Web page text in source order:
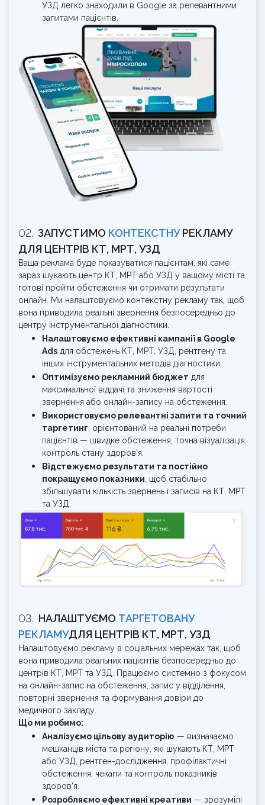
УЗД легко знаходили в Google за релевантними
запитами пацієнтів.
ЗАПУСТИМО КОНТЕКСТНУРЕКЛАМУ
ДЛЯ ЦЕНТРІВ КТ, МРТ, УЗД
Ваша реклама буде показуватися пацієнтам, які саме
зараз шукають центр КТ, МРТ або УЗД у вашому місті та
готові пройти обстеження чи отримати результати
онлайн. Ми налаштовуємо контекстну рекламу так, щоб
вона приводила реальні звернення безпосередньо до
центру інструментальної діагностики.
Налаштовуємо ефективні кампанії в Google
Ads для обстежень КТ, МРТ, УЗД, рентгену та
інших інструментальних методів діагностики.
Оптимізуємо рекламний бюджет для
максимальної віддачі та зниження вартості
звернення або онлайн-запису на обстеження.
Використовуємо релевантні запити та точний
таргетинг, орієнтований на реальні потреби
пацієнтів — швидке обстеження, точна візуалізація,
контроль стану здоров’я.
Відстежуємо результати та постійно
покращуємо показники, щоб стабільно
збільшувати кількість звернень і записів на КТ, МРТ
та УЗД.
НАЛАШТУЄМО ТАРГЕТОВАНУ
РЕКЛАМУДЛЯ ЦЕНТРІВ КТ, МРТ, УЗД
Налаштовуємо рекламу в соціальних мережах так, щоб
вона приводила реальних пацієнтів безпосередньо до
центрів КТ, МРТ та УЗД. Працюємо системно з фокусом
на онлайн-запис на обстеження, запис у відділення,
повторні звернення та формування довіри до
медичного закладу.
Що ми робимо:
Аналізуємо цільову аудиторію — визначаємо
мешканців міста та регіону, які шукають КТ, МРТ
або УЗД, рентген-дослідження, профілактичні
обстеження, чекапи та контроль показників
здоров’я.
Розробляємо ефективні креативи — зрозумілі